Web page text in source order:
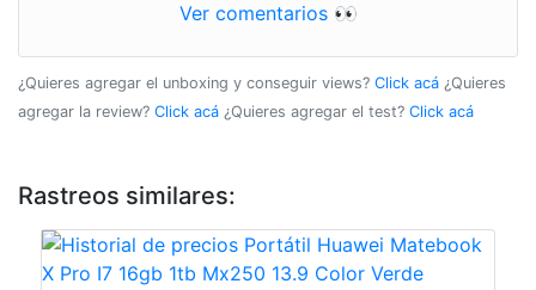
Ver comentarios 👀
¿Quieres agregar el unboxing y conseguir views? Click acá ¿Quieres
agregar la review? Click acá ¿Quieres agregar el test? Click acá
Rastreos similares: